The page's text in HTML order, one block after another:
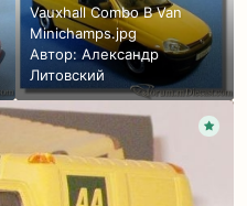
Vauxhall Combo B Van
Minichamps.jpg
Автор:Александр
Литовский